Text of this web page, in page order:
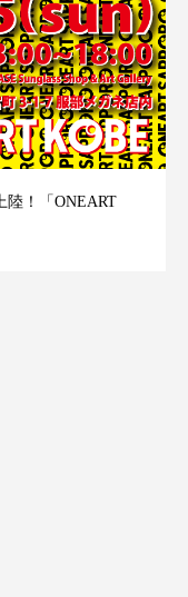
陸！「ONEART